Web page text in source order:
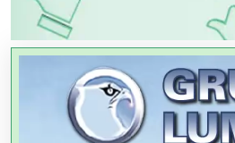
OTROS NEGOCIOS